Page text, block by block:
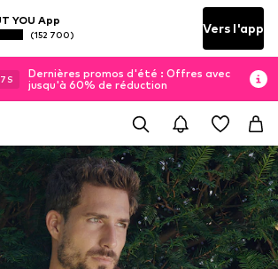
YOU App
(152 700) Vers l'app
S
Dernières promos d'été : Offres avec
jusqu'à 60% de réduction